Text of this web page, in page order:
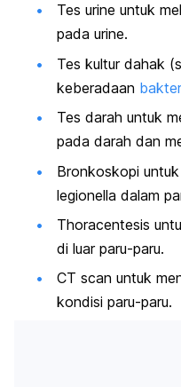
Tes urine untuk
pada urine.
Tes kultur dahak
keberadaan
Tes darah untuk
pada darah dan
Bronkoskopi
legionella dalam
Thoracentesis
di luar paru-paru.
CT scan untuk
kondisi paru-paru.